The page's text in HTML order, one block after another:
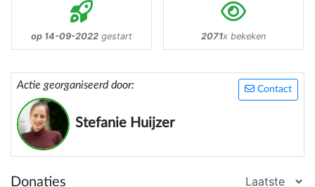
op 14-09-2022 gestart 2071x bekeken
Contact
Actie georganiseerd door:
Stefanie Huijzer
Donaties